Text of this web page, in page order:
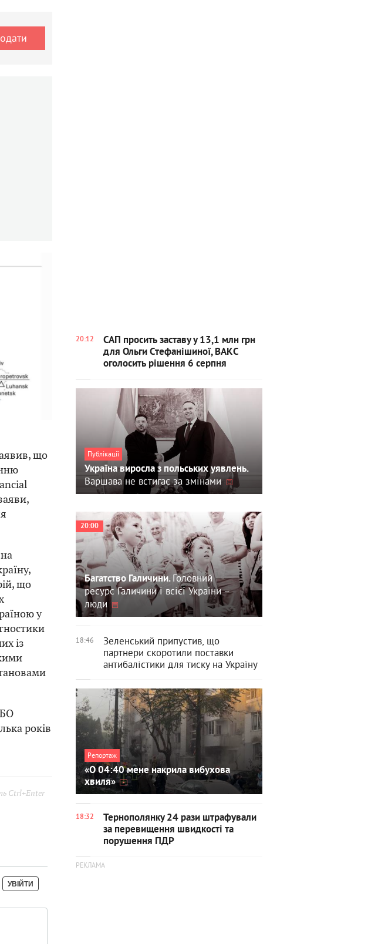
що
що
у
із
років
Ctrl+Enter
20:12
САП просить заставу у 13,1 млн грн
для Ольги Стефанішиної, ВАКС
оголосить рішення 6 серпня
Публікації
Україна виросла з польських уявлень.
Варшава не встигає за змінами
20:00
Багатство Галичини. Головний
ресурс Галичини і всієї України –
люди
18:46
Зеленський припустив, що
партнери скоротили поставки
антибалістики для тиску на Україну
Репортаж
«О 04:40 мене накрила вибухова
хвиля»
18:32
Тернополянку 24 рази штрафували
за перевищення швидкості та
порушення ПДР